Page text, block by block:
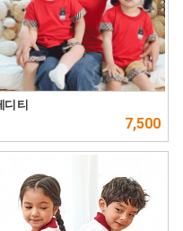
디 티
7,500